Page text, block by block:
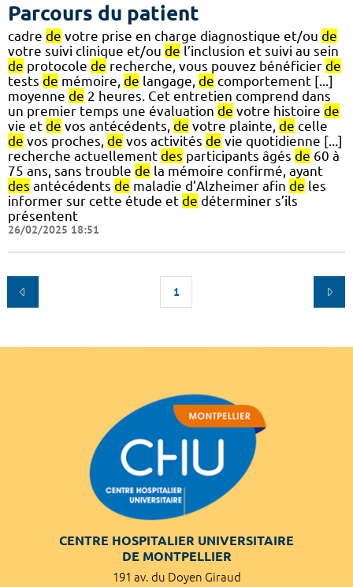
Parcours du patient
cadre de votre prise en charge diagnostique et/ou de
votre suivi clinique et/ou de l’inclusion et suivi au sein
de protocole de recherche, vous pouvez bénéficier de
tests de mémoire, de langage, de comportement [...]
moyenne de 2 heures. Cet entretien comprend dans
un premier temps une évaluation de votre histoire de
vie et de vos antécédents, de votre plainte, de celle
de vos proches, de vos activités de vie quotidienne [...]
recherche actuellement des participants âgés de 60 à
75 ans, sans trouble de la mémoire confirmé, ayant
des antécédents de maladie d’Alzheimer afin de les
informer sur cette étude et de déterminer s’ils
présentent
26/02/2025 18:51
1
CENTRE HOSPITALIER UNIVERSITAIRE
DE MONTPELLIER
191 av. du Doyen Giraud